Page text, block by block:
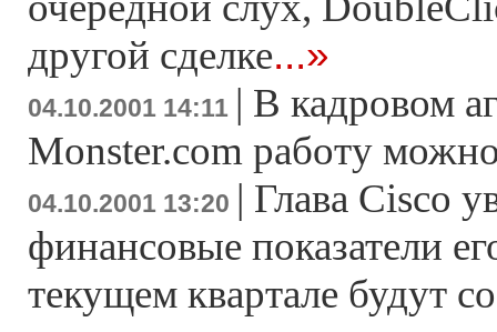
другой сделке...»
04.10.2001 14:11 | В кадровом
Monster.com работу
04.10.2001 13:20 | Глава Cisco
финансовые показатели
текущем квартале будут